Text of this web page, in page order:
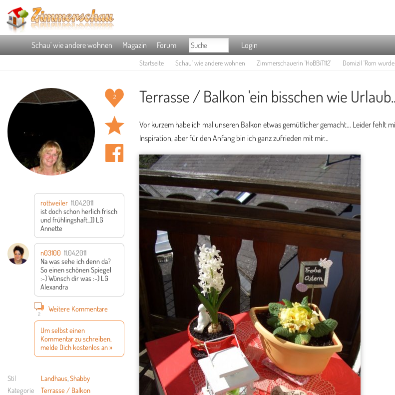
Schau' wie andere wohnen Magazin Forum Login
Startseite Schau' wie andere wohnen Zimmerschauerin 'HoBBiT112' Domizil 'Rom
2
rottweiler 11.04.2011
ist doch schon herlich frisch
und frühlingshaft...)) LG
Annette
n03100 11.04.2011
Na was sehe ich denn da?
So einen schönen Spiegel
:-)Wünsch dir was :-) LG
Alexandra
2
Weitere Kommentare
Um selbst einen
Kommentar zu schreiben,
melde Dich kostenlos an »
Stil Landhaus,Shabby
Kategorie
Terrasse / Balkon
Terrasse / Balkon 'ein bisschen wie
Vor kurzem habe ich mal unseren Balkon etwas gemütlicher gemacht... Leider fehlt
Inspiration, aber für den Anfang bin ich ganz zufrieden mit mir...